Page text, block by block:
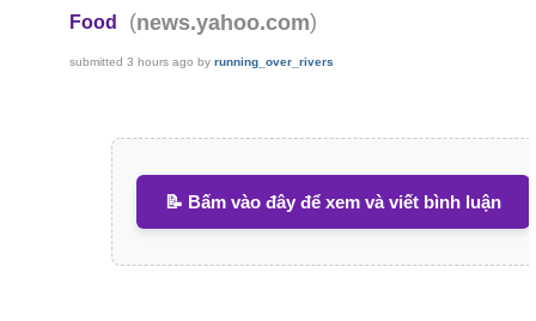
Food
(news.yahoo.com)
submitted3 hours ago byrunning_over_rivers
📝 Bấm vào đây để xem và viết bình luận